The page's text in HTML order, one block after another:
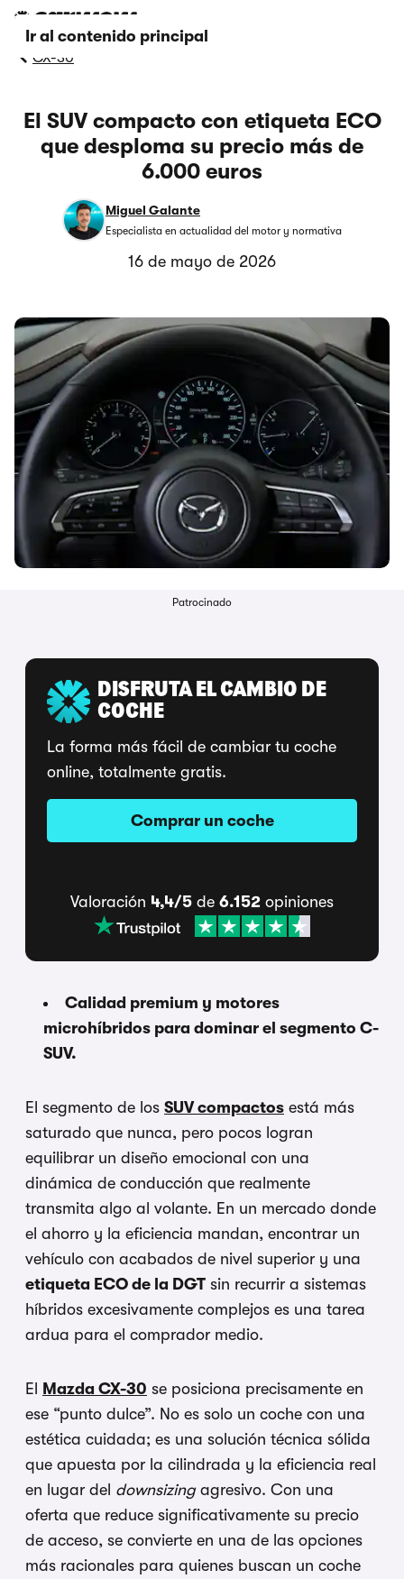
Ir al contenido principal
CX-30
El SUV compacto con etiqueta ECO
que desploma su precio más de
6.000 euros
Miguel Galante
Especialista en actualidad del motor y normativa
16 de mayo de 2026
Patrocinado
DISFRUTA EL CAMBIO DE
COCHE
La forma más fácil de cambiar tu coche
online, totalmente gratis.
Comprar un coche
Valoración 4,4/5 de 6.152 opiniones
Calidad premium y motores
microhíbridos para dominar el segmento C-
SUV.
El segmento de los SUV compactos está más
saturado que nunca, pero pocos logran
equilibrar un diseño emocional con una
dinámica de conducción que realmente
transmita algo al volante. En un mercado donde
el ahorro y la eficiencia mandan, encontrar un
vehículo con acabados de nivel superior y una
etiqueta ECO de la DGT sin recurrir a sistemas
híbridos excesivamente complejos es una tarea
ardua para el comprador medio.
El Mazda CX-30 se posiciona precisamente en
ese “punto dulce”. No es solo un coche con una
estética cuidada; es una solución técnica sólida
que apuesta por la cilindrada y la eficiencia real
en lugar del downsizingagresivo. Con una
oferta que reduce significativamente su precio
de acceso, se convierte en una de las opciones
más racionales para quienes buscan un coche